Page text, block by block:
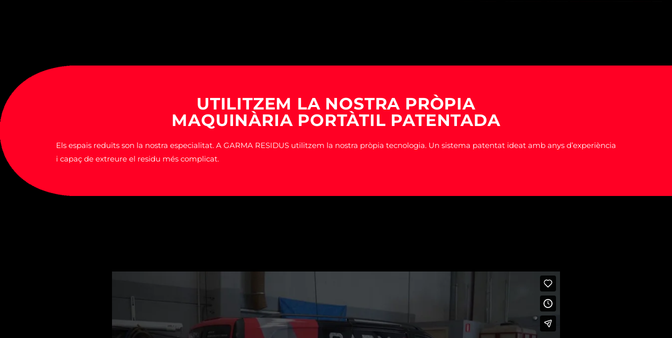
UTILITZEM LA NOSTRA PRÒPIA
MAQUINÀRIA PORTÀTIL PATENTADA
Els espais reduïts son la nostra especialitat. A GARMA RESIDUS utilitzem la nostra pròpia tecnologia. Un sistema patentat ideat amb anys d’experiència
i capaç de extreure el residu més complicat.